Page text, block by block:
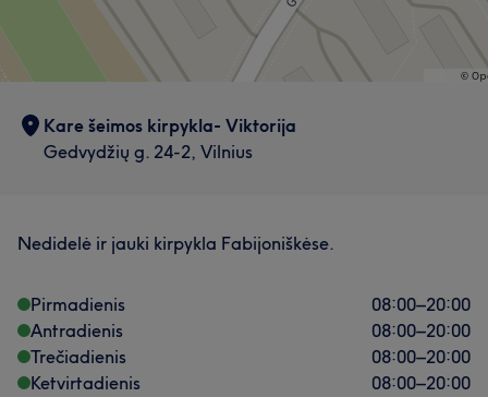
Kare šeimos kirpykla- Viktorija
Gedvydžių g. 24-2, Vilnius
Nedidelė ir jauki kirpykla Fabijoniškėse.
Pirmadienis 08:00–20:00
Antradienis
08:00–20:00
Trečiadienis
08:00–20:00
Ketvirtadienis
08:00–20:00